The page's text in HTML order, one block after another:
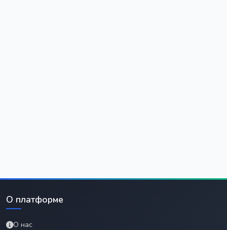
О платформе
О нас